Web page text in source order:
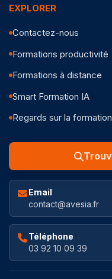
EXPLORER
Contactez-nous
Formations productivité
Formations à distance
Smart Formation IA
Regards sur la formation
Email
contact@avesia.fr
Téléphone
03 92 10 09 39